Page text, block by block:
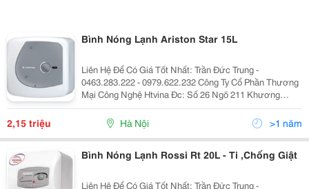
Bình Nóng Lạnh Ariston Star 15L
Liên Hệ Để Có Giá Tốt Nhất: Trần Đức Trung -
0463.283.222 - 0979.622.232 Công Ty Cổ Phần Thương
Mại Công Nghệ Htvina Đc: Số 26 Ngõ 211 Khương
Trung &Ndash; Thanh Xuân &Ndash; Hà Nội Yahoo
:Htvinakd3 Http ://Www.sieuthiht.com Trụ Sở Chính:
2,15 triệu Hà Nội >1 năm
Bình Nóng Lạnh Rossi Rt 20L - Ti ,Chống Giật
Liên Hệ Để Có Giá Tốt Nhất: Trần Đức Trung -